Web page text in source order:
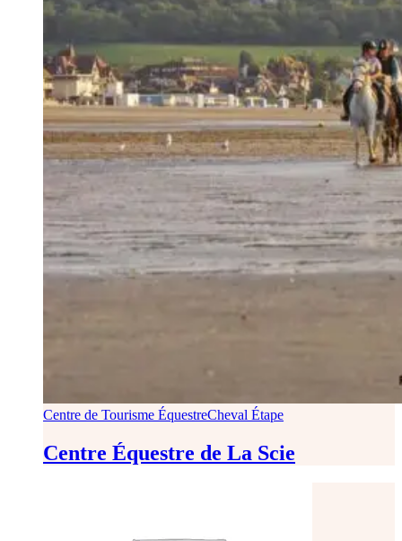
Centre de Tourisme ÉquestreCheval Étape
Centre Équestre de La Scie